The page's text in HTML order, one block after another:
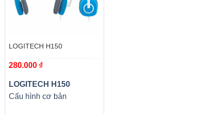
LOGITECH H150
280.000 ₫
LOGITECH H150
Cấu hình cơ bản